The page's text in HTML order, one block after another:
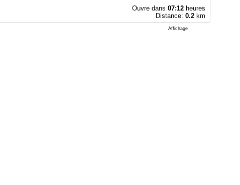
Ouvre dans 07:12heures
Distance: 0.2km
Affichage